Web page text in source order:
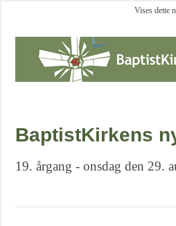
Vises dette
BaptistKirkens
19. årgang - onsdag den 29.